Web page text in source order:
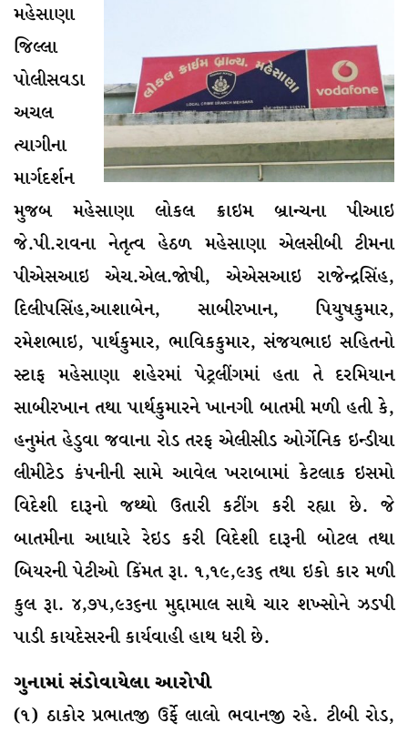
મહેસાણા
જિલ્લા
પોલીસવડા
અચલ
ત્યાગીના
માર્ગદર્શન
મુજબ મહેસાણા લોકલ ક્રાઇમ બ્રાન્ચના પીઆઇ
જે.પી.રાવના નેતૃત્વ હેઠળ મહેસાણા એલસીબી ટીમના
પીએસઆઇ એચ.એલ.જાેષી, એએસઆઇ રાજેન્દ્રસિંહ,
દિલીપસિંહ,આશાબેન, સાબીરખાન, પિયુષકુમાર,
રમેશભાઇ, પાર્થકુમાર, ભાવિકકુમાર, સંજયભાઇ સહિતનો
સ્ટાફ મહેસાણા શહેરમાં પેટ્રલીંગમાં હતા તે દરમિયાન
સાબીરખાન તથા પાર્થકુમારને ખાનગી બાતમી મળી હતી કે,
હનુમંત હેડુવા જવાના રોડ તરફ એલીસીડ ઓર્ગેનિક ઇન્ડીયા
લીમીટેડ કંપનીની સામે આવેલ ખરાબામાં કેટલાક ઇસમો
વિદેશી દારૂનો જથ્થો ઉતારી કટીંગ કરી રહ્યા છે. જે
બાતમીના આધારે રેઇડ કરી વિદેશી દારૂની બોટલ તથા
બિયરની પેટીઓ કિંમત રૂા. ૧,૧૯,૯૩૬ તથા ઇકો કાર મળી
કુલ રૂા. ૪,૭૫,૯૩૬ના મુદ્દામાલ સાથે ચાર શખ્સોને ઝડપી
પાડી કાયદેસરની કાર્યવાહી હાથ ધરી છે.
ગુનામાં સંડોવાયેલા આરોપી
(૧) ઠાકોર પ્રભાતજી ઉર્ફે લાલો ભવાનજી રહે. ટીબી રોડ,